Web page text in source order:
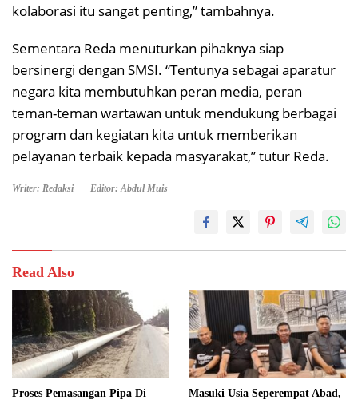
kolaborasi itu sangat penting,” tambahnya.
Sementara Reda menuturkan pihaknya siap
bersinergi dengan SMSI. “Tentunya sebagai aparatur
negara kita membutuhkan peran media, peran
teman-teman wartawan untuk mendukung berbagai
program dan kegiatan kita untuk memberikan
pelayanan terbaik kepada masyarakat,” tutur Reda.
Writer: Redaksi Editor: Abdul Muis
Read Also
Proses Pemasangan Pipa Di
Masuki Usia Seperempat Abad,